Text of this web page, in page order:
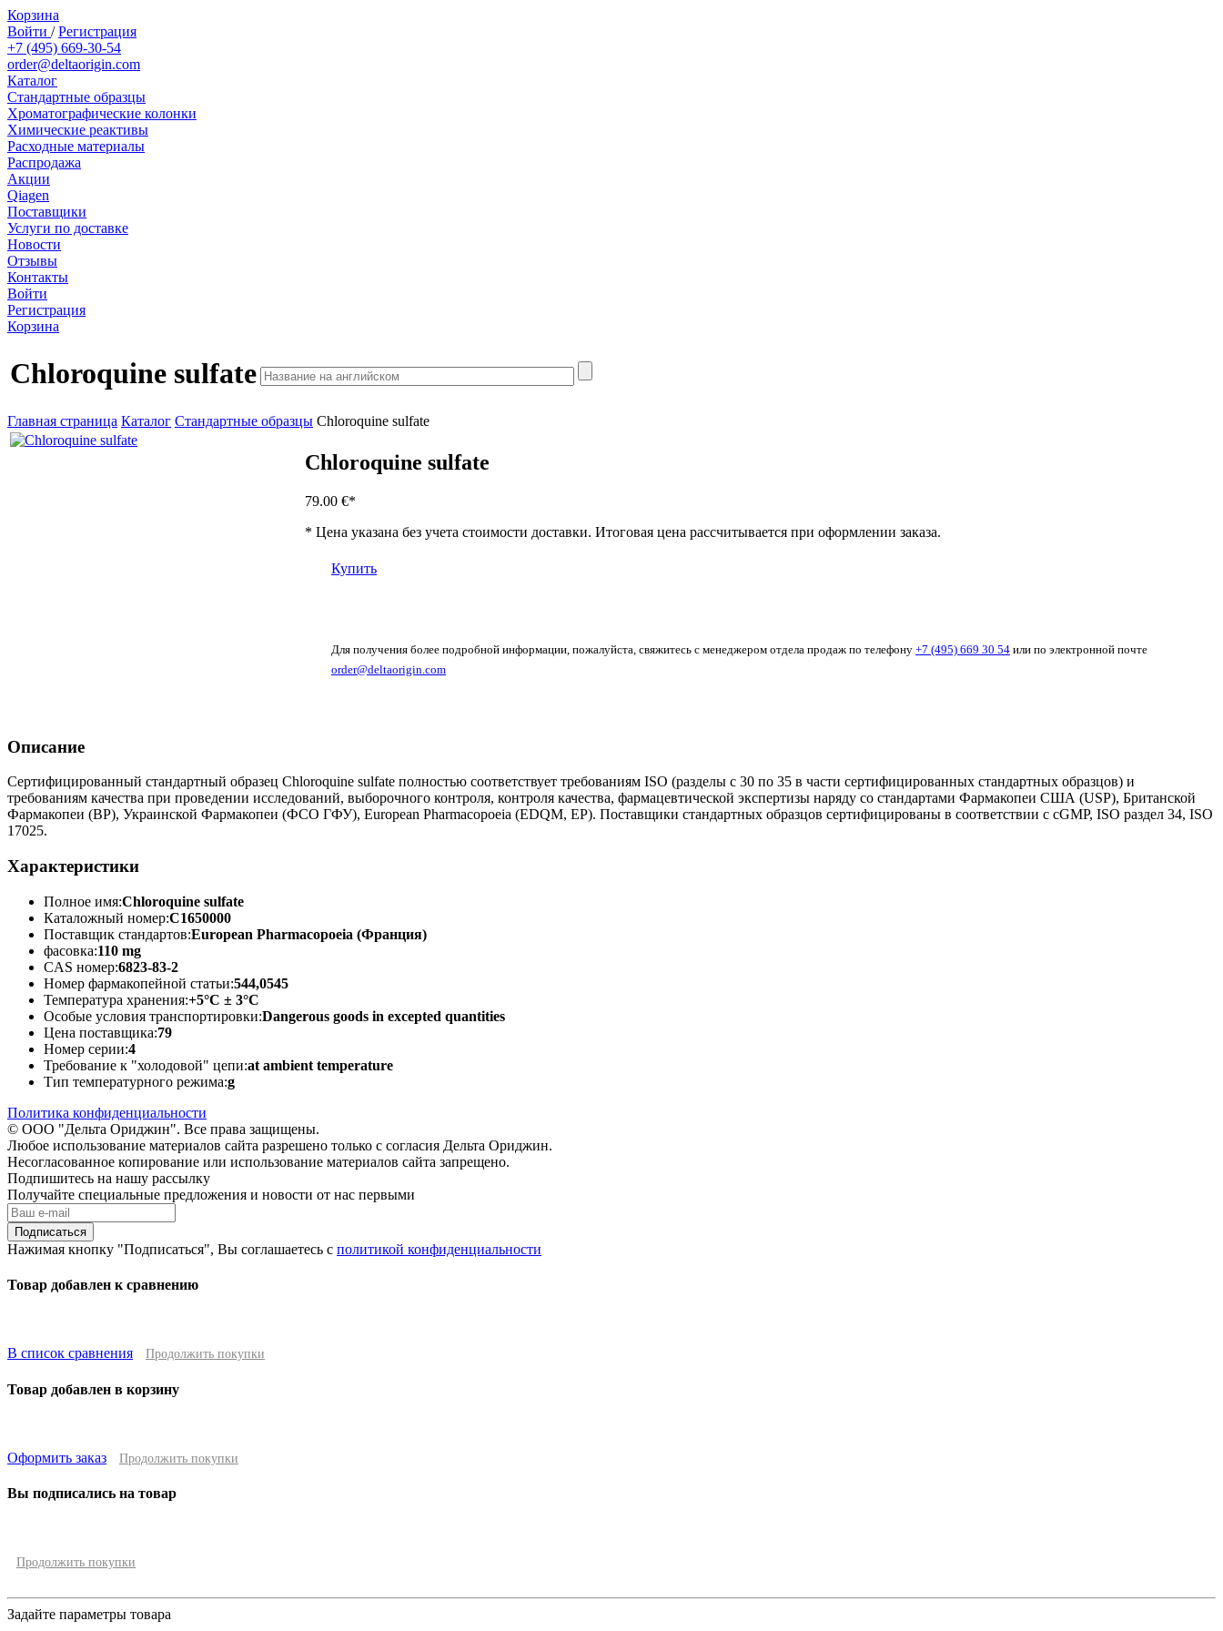
Корзина
Войти /Регистрация
+7 (495) 669-30-54
order@deltaorigin.com
Каталог
Стандартные образцы
Хроматографические колонки
Химические реактивы
Расходные материалы
Распродажа
Акции
Qiagen
Поставщики
Услуги по доставке
Новости
Отзывы
Контакты
Войти
Регистрация
Корзина
Chloroquine sulfate
Главная страница Каталог Стандартные образцы Chloroquine sulfate
Chloroquine sulfate
79.00 €*
* Цена указана без учета стоимости доставки. Итоговая цена рассчитывается при оформлении заказа.
Купить
Для получения более подробной информации, пожалуйста, свяжитесь с менеджером отдела продаж по телефону +7 (495) 669 30 54 или по электронной почте
order@deltaorigin.com
Описание
Сертифицированный стандартный образец Chloroquine sulfate полностью соответствует требованиям ISO (разделы с 30 по 35 в части сертифицированных стандартных образцов) и
требованиям качества при проведении исследований, выборочного контроля, контроля качества, фармацевтической экспертизы наряду со стандартами Фармакопеи США (USP), Британской
Фармакопеи (BP), Украинской Фармакопеи (ФСО ГФУ), European Pharmacopoeia (EDQM, EP). Поставщики стандартных образцов сертифицированы в соответствии с cGMP, ISO раздел 34, ISO
17025.
Характеристики
Полное имя:Chloroquine sulfate
Каталожный номер:C1650000
Поставщик стандартов:European Pharmacopoeia (Франция)
фасовка:110 mg
CAS номер:6823-83-2
Номер фармакопейной статьи:544,0545
Температура хранения:+5°C ± 3°C
Особые условия транспортировки:Dangerous goods in excepted quantities
Цена поставщика:79
Номер серии:4
Требование к "холодовой" цепи:at ambient temperature
Тип температурного режима:g
Политика конфиденциальности
© ООО "Дельта Ориджин". Все права защищены.
Любое использование материалов сайта разрешено только с согласия Дельта Ориджин.
Несогласованное копирование или использование материалов сайта запрещено.
Подпишитесь на нашу рассылку
Получайте специальные предложения и новости от нас первыми
Подписаться
Нажимая кнопку "Подписаться", Вы соглашаетесь с политикой конфиденциальности
Товар добавлен к сравнению
В список сравнения Продолжить покупки
Товар добавлен в корзину
Оформить заказ Продолжить покупки
Вы подписались на товар
Продолжить покупки
Задайте параметры товара